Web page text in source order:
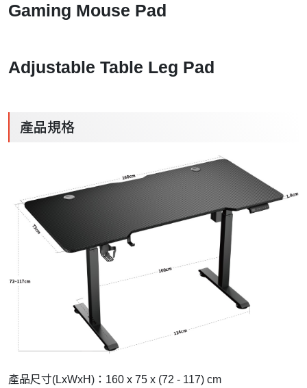
Gaming Mouse Pad
Adjustable Table Leg Pad
產品規格
產品尺寸(LxWxH)：160 x 75 x (72 - 117) cm